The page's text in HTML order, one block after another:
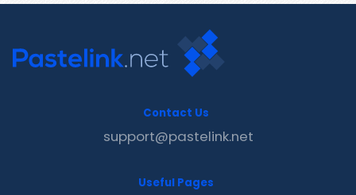
Contact Us
support@pastelink.net
Useful Pages